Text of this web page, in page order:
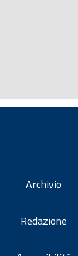
Archivio
Redazione